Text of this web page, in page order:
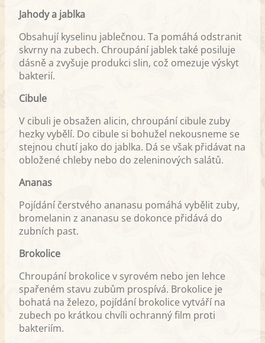
Jahody a jablka
Obsahují kyselinu jablečnou. Ta pomáhá odstranit
skvrny na zubech. Chroupání jablek také posiluje
dásně a zvyšuje produkci slin, což omezuje výskyt
bakterií.
Cibule
V cibuli je obsažen alicin, chroupání cibule zuby
hezky vybělí. Do cibule si bohužel nekousneme se
stejnou chutí jako do jablka. Dá se však přidávat na
obložené chleby nebo do zeleninových salátů.
Ananas
Pojídání čerstvého ananasu pomáhá vybělit zuby,
bromelanin z ananasu se dokonce přidává do
zubních past.
Brokolice
Chroupání brokolice v syrovém nebo jen lehce
spařeném stavu zubům prospívá. Brokolice je
bohatá na železo, pojídání brokolice vytváří na
zubech po krátkou chvíli ochranný film proti
bakteriím.